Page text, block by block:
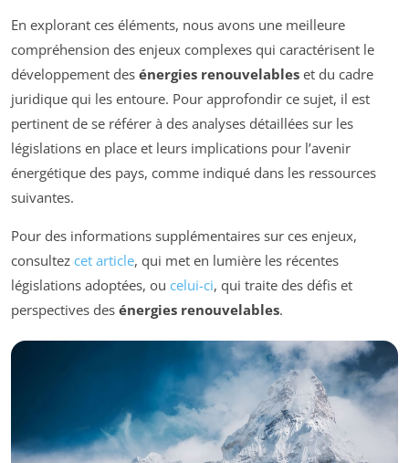
En explorant ces éléments, nous avons une meilleure
compréhension des enjeux complexes qui caractérisent le
développement des énergies renouvelables et du cadre
juridique qui les entoure. Pour approfondir ce sujet, il est
pertinent de se référer à des analyses détaillées sur les
législations en place et leurs implications pour l’avenir
énergétique des pays, comme indiqué dans les ressources
suivantes.
Pour des informations supplémentaires sur ces enjeux,
consultez cet article, qui met en lumière les récentes
législations adoptées, ou celui-ci, qui traite des défis et
perspectives des énergies renouvelables.